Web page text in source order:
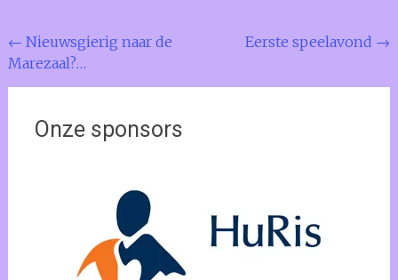
Bericht
navigatie
← Nieuwsgierig naar de
Marezaal?…
Eerste speelavond →
Onze sponsors